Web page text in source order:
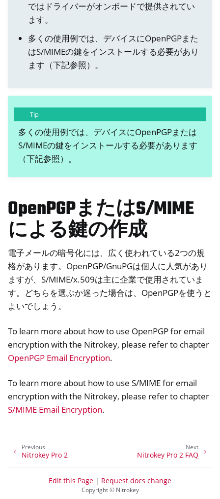
ではドライバーがオンボードで提供されてい
ます。
多くの使用例では、デバイスにOpenPGPまた
はS/MIMEの鍵をインストールする必要があり
ます（下記参照）。
Tip
多くの使用例では、デバイスにOpenPGPまたは
S/MIMEの鍵をインストールする必要があります
（下記参照）。
OpenPGPまたはS/MIME
による鍵の作成
電子メールの暗号化には、広く使われている2つの規
格があります。OpenPGP/GnuPGは個人に人気があり
ますが、S/MIME/x.509は主に企業で使用されていま
す。どちらを選ぶか迷った場合は、OpenPGPを使うと
よいでしょう。
To learn more about how to use OpenPGP for email
encryption with the Nitrokey, please refer to chapter
OpenPGP Email Encryption.
To learn more about how to use S/MIME for email
encryption with the Nitrokey, please refer to chapter
S/MIME Email Encryption.
Next
Nitrokey Pro 2 FAQ
Previous
Nitrokey Pro 2
Copyright © Nitrokey
Edit this Page | Request docs change